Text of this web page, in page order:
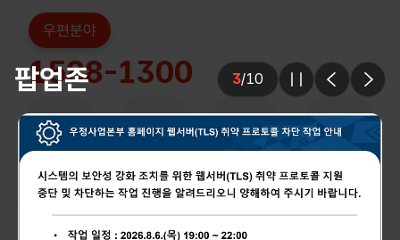
팝업존
우편분야
1588-1300
우편서비스 우체국쇼핑 우체국소포 알뜰폰